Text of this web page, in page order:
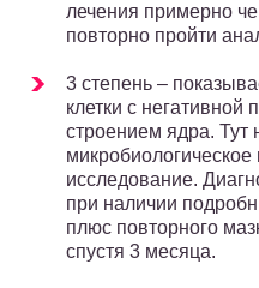
лечения примерно
повторно пройти
3 степень –
клетки с негативной
строением ядра. Тут
микробиологическое
исследование.
при наличии
плюс повторного
спустя 3 месяца.